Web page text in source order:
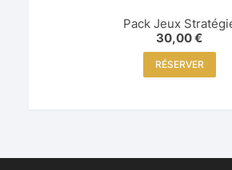
Pack Jeux
30,00€
RÉSERVER